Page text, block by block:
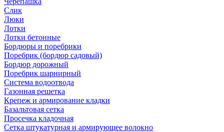
Слик
Люки
Лотки
Лотки бетонные
Бордюры и поребрики
Поребрик (бордюр садовый)
Бордюр дорожный
Поребрик шарнирный
Система водоотвода
Газонная решетка
Крепеж и армирование кладки
Базальтовая сетка
Просечка кладочная
Сетка штукатурная и армирующее волокно